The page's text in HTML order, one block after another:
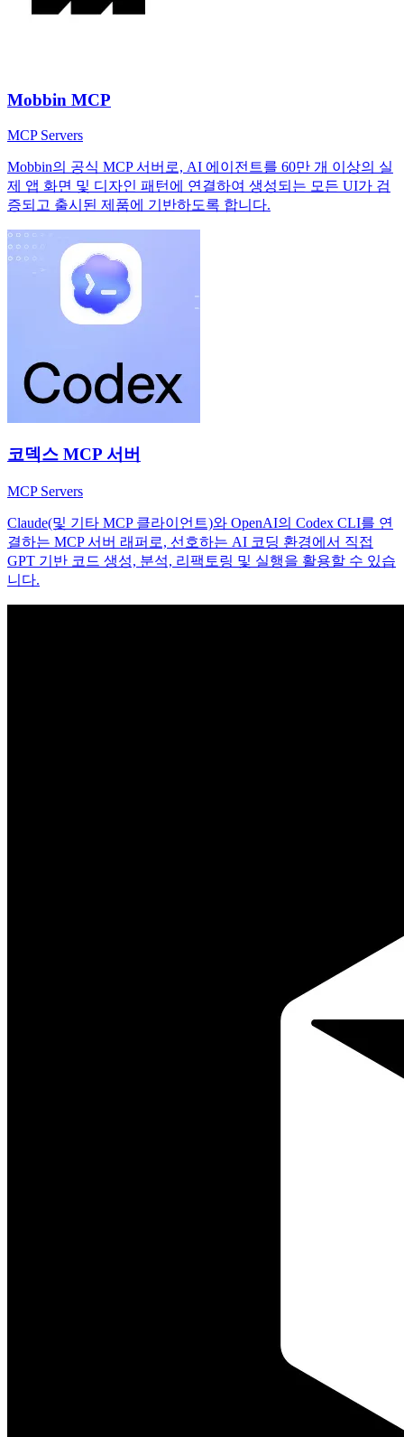
Mobbin MCP
MCP Servers
Mobbin의 공식 MCP 서버로, AI 에이전트를 60만 개 이상의 실
제 앱 화면 및 디자인 패턴에 연결하여 생성되는 모든 UI가 검
증되고 출시된 제품에 기반하도록 합니다.
코덱스 MCP 서버
MCP Servers
Claude(및 기타 MCP 클라이언트)와 OpenAI의 Codex CLI를 연
결하는 MCP 서버 래퍼로, 선호하는 AI 코딩 환경에서 직접
GPT 기반 코드 생성, 분석, 리팩토링 및 실행을 활용할 수 있습
니다.